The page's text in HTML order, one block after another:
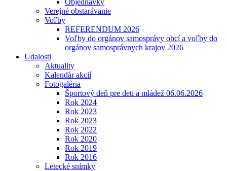
Objednávky
Verejné obstarávanie
Voľby
REFERENDUM 2026
Voľby do orgánov samosprávy obcí a voľby do
orgánov samosprávnych krajov 2026
Udalosti
Aktuality
Kalendár akcií
Fotogaléria
Športový deň pre deti a mládež 06.06.2026
Rok 2024
Rok 2023
Rok 2023
Rok 2022
Rok 2020
Rok 2019
Rok 2016
Letecké snímky